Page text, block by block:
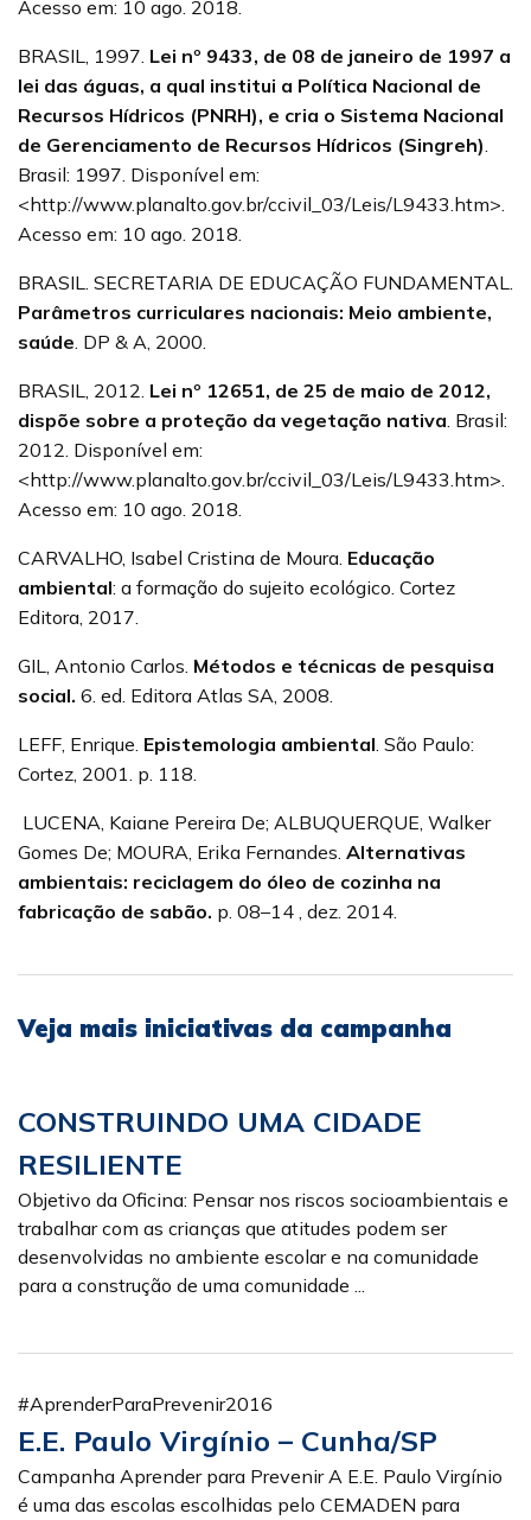
Acesso em: 10 ago. 2018.
BRASIL, 1997. Lei nº 9433, de 08 de janeiro de 1997 a
lei das águas, a qual institui a Política Nacional de
Recursos Hídricos (PNRH), e cria o Sistema Nacional
de Gerenciamento de Recursos Hídricos (Singreh).
Brasil: 1997. Disponível em:
<http://www.planalto.gov.br/ccivil_03/Leis/L9433.htm>.
Acesso em: 10 ago. 2018.
BRASIL. SECRETARIA DE EDUCAÇÃO FUNDAMENTAL.
Parâmetros curriculares nacionais: Meio ambiente,
saúde. DP & A, 2000.
BRASIL, 2012. Lei nº 12651, de 25 de maio de 2012,
dispõe sobre a proteção da vegetação nativa. Brasil:
2012. Disponível em:
<http://www.planalto.gov.br/ccivil_03/Leis/L9433.htm>.
Acesso em: 10 ago. 2018.
CARVALHO, Isabel Cristina de Moura. Educação
ambiental: a formação do sujeito ecológico. Cortez
Editora, 2017.
GIL, Antonio Carlos. Métodos e técnicas de pesquisa
social. 6. ed. Editora Atlas SA, 2008.
LEFF, Enrique. Epistemologia ambiental. São Paulo:
Cortez, 2001. p. 118.
LUCENA, Kaiane Pereira De; ALBUQUERQUE, Walker
Gomes De; MOURA, Erika Fernandes. Alternativas
ambientais: reciclagem do óleo de cozinha na
fabricação de sabão. p. 08–14 , dez. 2014.
Veja mais iniciativas da campanha
CONSTRUINDO UMA CIDADE
RESILIENTE
Objetivo da Oficina: Pensar nos riscos socioambientais e
trabalhar com as crianças que atitudes podem ser
desenvolvidas no ambiente escolar e na comunidade
para a construção de uma comunidade ...
#AprenderParaPrevenir2016
E.E. Paulo Virgínio – Cunha/SP
Campanha Aprender para Prevenir A E.E. Paulo Virgínio
é uma das escolas escolhidas pelo CEMADEN para